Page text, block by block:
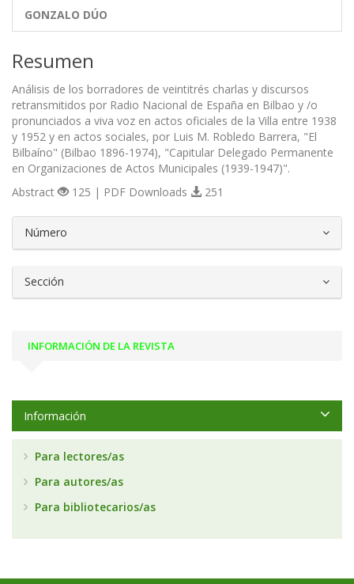
GONZALO DÚO
Resumen
Análisis de los borradores de veintitrés charlas y discursos
retransmitidos por Radio Nacional de España en Bilbao y /o
pronunciados a viva voz en actos oficiales de la Villa entre 1938
y 1952 y en actos sociales, por Luis M. Robledo Barrera, "El
Bilbaíno" (Bilbao 1896-1974), "Capitular Delegado Permanente
en Organizaciones de Actos Municipales (1939-1947)".
Abstract
125 | PDF Downloads 251
Número
Sección
INFORMACIÓN DE LA REVISTA
Información
Para lectores/as
Para autores/as
Para bibliotecarios/as